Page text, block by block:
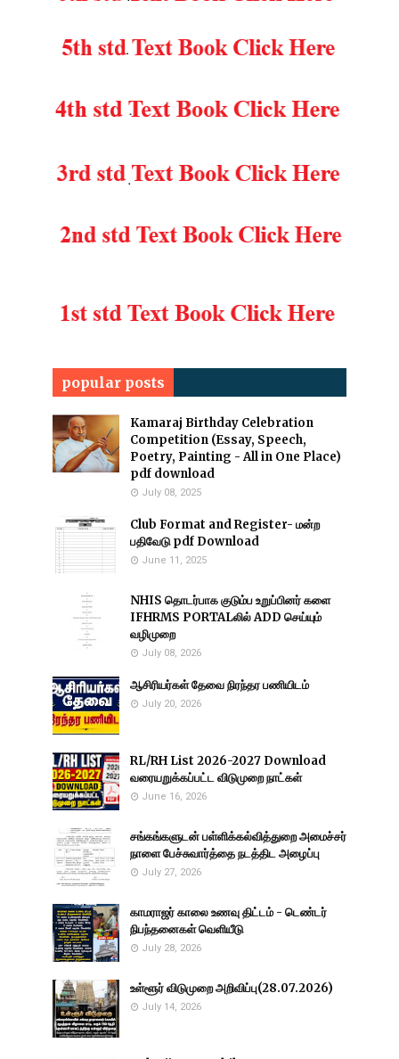
popular posts
Kamaraj Birthday Celebration
Competition (Essay, Speech,
Poetry, Painting - All in One Place)
pdf download
July 08, 2025
Club Format and Register- மன்ற
பதிவேடு pdf Download
June 11, 2025
NHIS தொடர்பாக குடும்ப உறுப்பினர் களை
IFHRMS PORTALலில் ADD செய்யும்
வழிமுறை
July 08, 2026
ஆசிரியர்கள் தேவை நிரந்தர பணியிடம்
July 20, 2026
RL/RH List 2026-2027 Download
வரையறுக்கப்பட்ட விடுமுறை நாட்கள்
June 16, 2026
சங்கங்களுடன் பள்ளிக்கல்வித்துறை அமைச்சர்
நாளை பேச்சுவார்த்தை நடத்திட அழைப்பு
July 27, 2026
காமராஜர் காலை உணவு திட்டம் - டெண்டர்
நிபந்தனைகள் வெளியீடு
July 28, 2026
உள்ளூர் விடுமுறை அறிவிப்பு(28.07.2026)
July 14, 2026